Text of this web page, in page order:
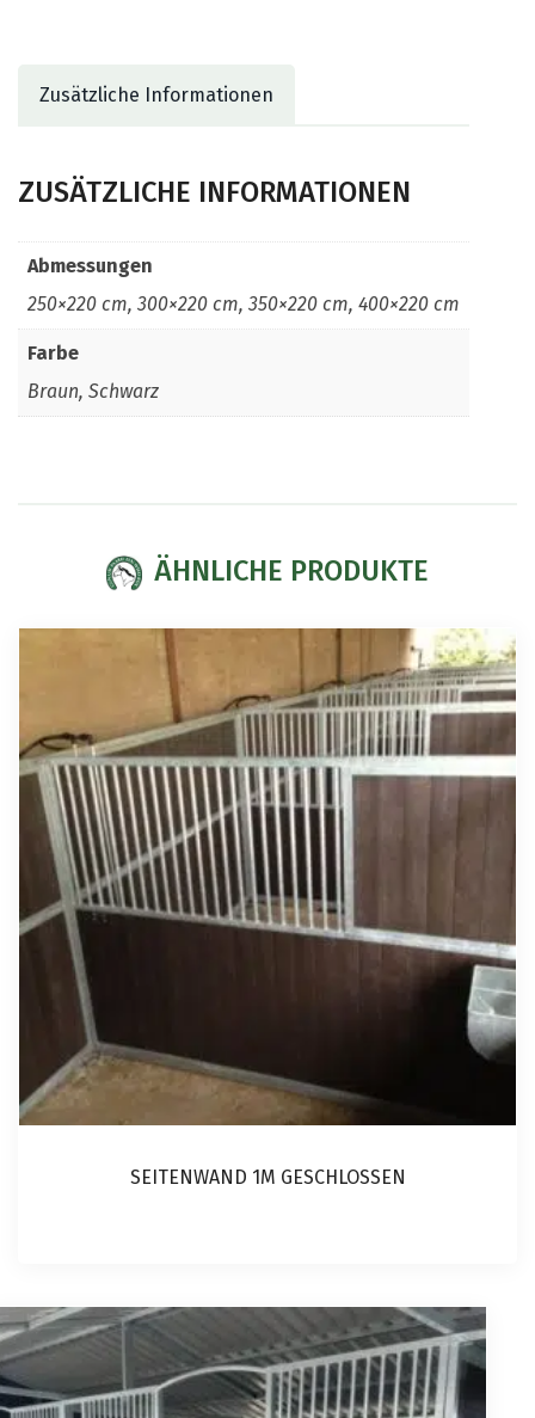
Zusätzliche Informationen
ZUSÄTZLICHE INFORMATIONEN
Abmessungen
250×220 cm, 300×220 cm, 350×220 cm, 400×220 cm
Farbe
Braun, Schwarz
ÄHNLICHE PRODUKTE
SEITENWAND 1M GESCHLOSSEN
Produkt
weist
mehrere